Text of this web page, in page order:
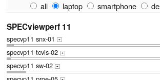
all
laptop smartphone
SPECviewperf 11
specvp11 snx-01 +
specvp11 tcvis-02 +
specvp11 sw-02 +